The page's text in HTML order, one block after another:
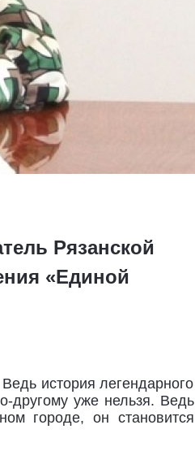
Рязанской
«Единой
история легендарного
другому уже нельзя. Ведь
городе, он становится